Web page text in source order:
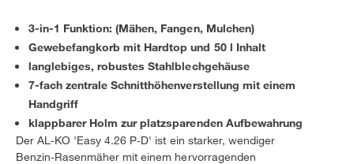
3-in-1 Funktion: (Mähen, Fangen, Mulchen)
Gewebefangkorb mit Hardtop und 50 l Inhalt
langlebiges, robustes Stahlblechgehäuse
7-fach zentrale Schnitthöhenverstellung mit einem
Handgriff
klappbarer Holm zur platzsparenden Aufbewahrung
Der AL‑KO 'Easy 4.26 P‑D' ist ein starker, wendiger
Benzin‑Rasenmäher mit einem hervorragenden